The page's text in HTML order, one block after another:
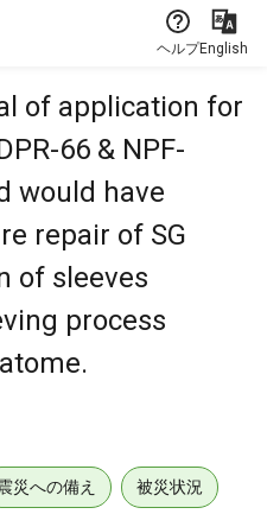
ヘルプEnglish
of application for
66 & NPF-
would have
repair of SG
of sleeves
process
災への備え 被災状況